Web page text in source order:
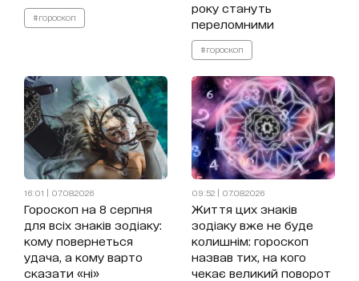
#гороскоп
року стануть
переломними
#гороскоп
16:01 | 07.08.2026
Гороскоп на 8 серпня
для всіх знаків зодіаку:
кому повернеться
удача, а кому варто
сказати «ні»
09:52 | 07.08.2026
Життя цих знаків
зодіаку вже не буде
колишнім: гороскоп
назвав тих, на кого
чекає великий поворот